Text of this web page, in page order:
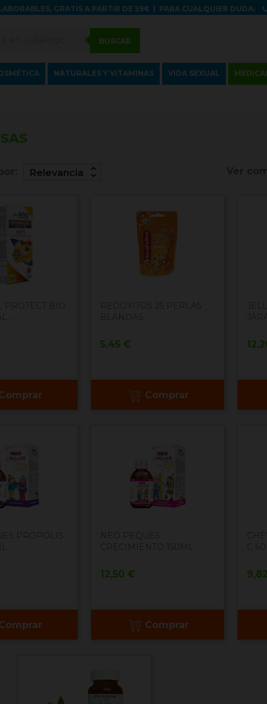
GRATIS A PARTIR DE 59€| PARA CUALQUIER DUDA:
BUSCAR
NATURALES Y VITAMINAS VIDA SEXUAL
Relevancia unfold_more
Precio
5,45 €
Comprar
Precio
12,50 €
Comprar